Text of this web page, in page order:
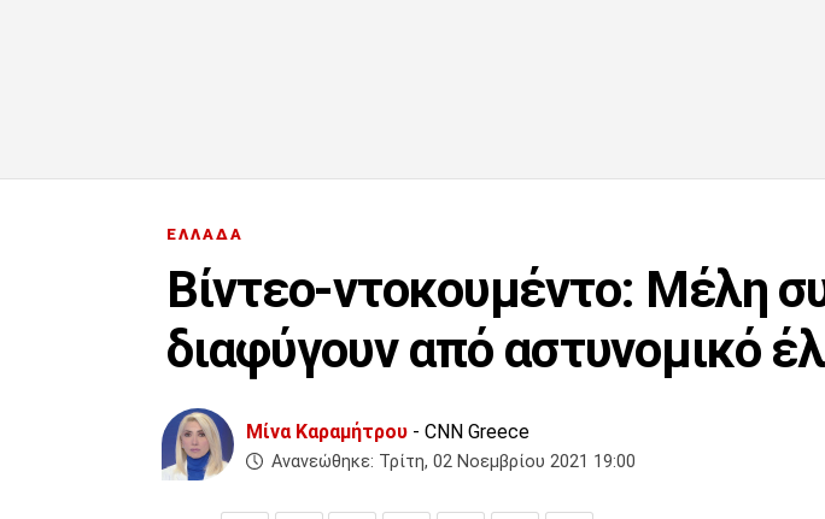
ΕΛΛΑΔΑ
Βίντεο-ντοκουμέντο: Μέλη
διαφύγουν από αστυνομικό
Μίνα Καραμήτρου - CNN Greece
Ανανεώθηκε: Τρίτη, 02 Νοεμβρίου 2021 19:00